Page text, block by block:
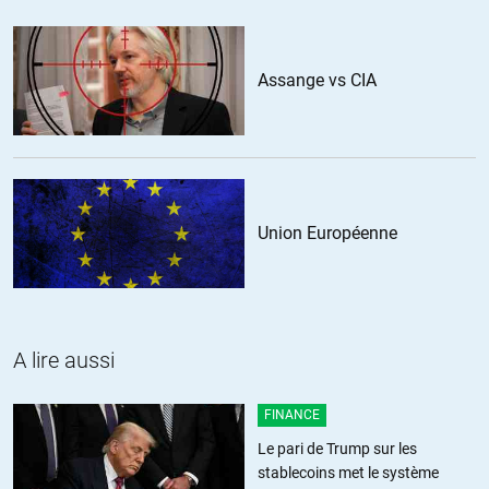
procureront un semblant de satisfaction à leurs populations, ne leur
sert qu’à assoir le pouvoir qui consolide leur domination, qu’elles
ambitionnent « mondiale ».
Et pendant ce temps-là, les vrais, graves problèmes qui menacent
l’humanité sont mis sous le tapis des discussions qui cherchent
le débat (l’antique et sage « palabre ») entre les peuples tous
pareillement concernés(ce qu’on appelle « la diplomatie »…sauf que
les diplomates ne sont que les larbins de leurs dirigeant-e-s…).
Comment annihiler le pouvoir pervers et malfaisant de nos
« dirigeant-e-s »?
Christian Gedeon 10.03.2022 à 04h55
Qui est dirigeant-e-s? Je ne connais pas cette race? Les martiens
Assange vs CIA
Union Européenne
A lire aussi
FINANCE
Le pari de Trump sur les
stablecoins met le système